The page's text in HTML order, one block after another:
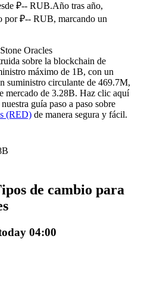
y comisiones de copy trading
₽-- RUB.Año tras año,
por ₽-- RUB, marcando un
Oracles
sobre la blockchain de
máximo de 1B, con un
suministro circulante de 469.7M,
mercado de 3.28B. Haz clic aquí
guía paso a paso sobre
(RED) de manera segura y fácil.
de cambio para
04:00